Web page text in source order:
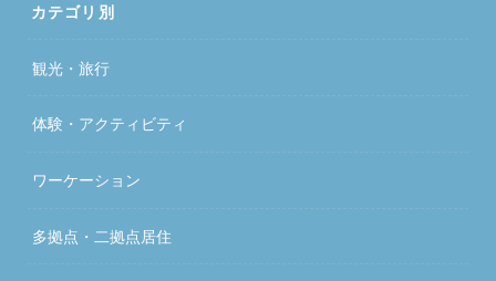
カテゴリ別
観光・旅行
体験・アクティビティ
ワーケーション
多拠点・二拠点居住